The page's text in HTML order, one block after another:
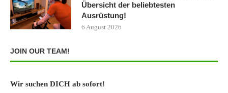
Übersicht der beliebtesten
Ausrüstung!
6 August 2026
JOIN OUR TEAM!
Wir suchen DICH ab sofort!